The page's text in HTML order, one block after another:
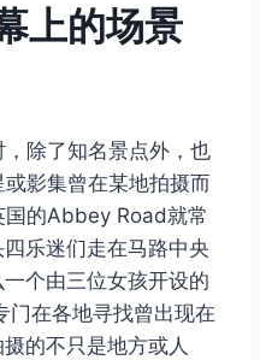
上的场景
除了知名景点外，也
影集曾在某地拍摄而
国的Abbey Road就常
乐迷们走在马路中央
个由三位女孩开设的
在各地寻找曾出现在
的不只是地方或人